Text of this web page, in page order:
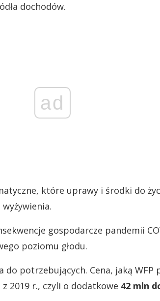
dochodów.
ad
które uprawy i środki do
gospodarcze pandemii
poziomu głodu.
potrzebujących. Cena, jaką WFP
2019 r., czyli o dodatkowe 42 mln